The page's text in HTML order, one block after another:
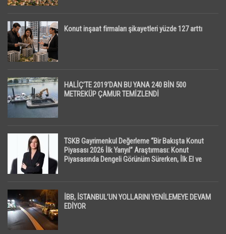
Konut inşaat firmaları şikayetleri yüzde 127 arttı
HALİÇ’TE 2019’DAN BU YANA 240 BİN 500
METREKÜP ÇAMUR TEMİZLENDİ
TSKB Gayrimenkul Değerleme “Bir Bakışta Konut
Piyasası 2026 İlk Yarıyıl” Araştırması: Konut
Piyasasında Dengeli Görünüm Sürerken, İlk El ve
İBB, İSTANBUL’UN YOLLARINI YENİLEMEYE DEVAM
EDİYOR